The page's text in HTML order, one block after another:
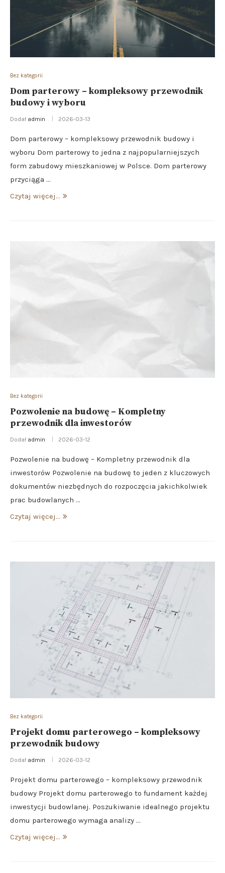
Bez kategorii
Dom parterowy – kompleksowy przewodnik
budowy i wyboru
Dodał admin 2026-03-13
Dom parterowy – kompleksowy przewodnik budowy i
wyboru Dom parterowy to jedna z najpopularniejszych
form zabudowy mieszkaniowej w Polsce. Dom parterowy
przyciąga …
Czytaj więcej...
Bez kategorii
Pozwolenie na budowę – Kompletny
przewodnik dla inwestorów
Dodał admin 2026-03-12
Pozwolenie na budowę – Kompletny przewodnik dla
inwestorów Pozwolenie na budowę to jeden z kluczowych
dokumentów niezbędnych do rozpoczęcia jakichkolwiek
prac budowlanych …
Czytaj więcej...
Bez kategorii
Projekt domu parterowego – kompleksowy
przewodnik budowy
Dodał admin 2026-03-12
Projekt domu parterowego – kompleksowy przewodnik
budowy Projekt domu parterowego to fundament każdej
inwestycji budowlanej. Poszukiwanie idealnego projektu
domu parterowego wymaga analizy …
Czytaj więcej...